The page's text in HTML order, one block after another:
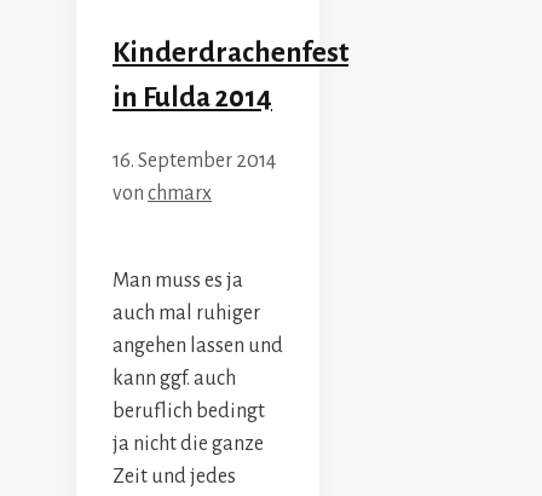
Kinderdrachenfest
in Fulda 2014
16. September 2014
von chmarx
Man muss es ja
auch mal ruhiger
angehen lassen und
kann ggf. auch
beruflich bedingt
ja nicht die ganze
Zeit und jedes